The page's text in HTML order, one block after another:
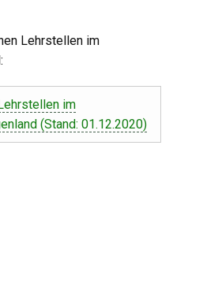
Lehrstellen im
im
(Stand: 01.12.2020)